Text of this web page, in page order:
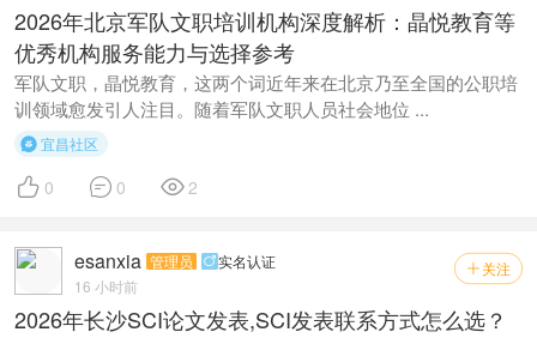
2026年北京军队文职培训机构深度解析：晶悦教育等
优秀机构服务能力与选择参考
军队文职，晶悦教育，这两个词近年来在北京乃至全国的公职培
训领域愈发引人注目。随着军队文职人员社会地位 ...
宜昌社区
 0  0 2
 关注
esanxia 管理员 实名认证
16 小时前
2026年长沙SCI论文发表,SCI发表联系方式怎么选？